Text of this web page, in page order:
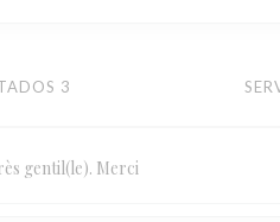
3
gentil(le). Merci